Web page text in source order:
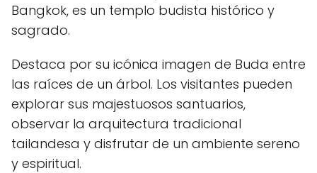
Bangkok, es un templo budista histórico y
sagrado.
Destaca por su icónica imagen de Buda entre
las raíces de un árbol. Los visitantes pueden
explorar sus majestuosos santuarios,
observar la arquitectura tradicional
tailandesa y disfrutar de un ambiente sereno
y espiritual.